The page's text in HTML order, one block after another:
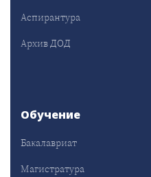
Аспирантура
Архив ДОД
Обучение
Бакалавриат
Магистратура